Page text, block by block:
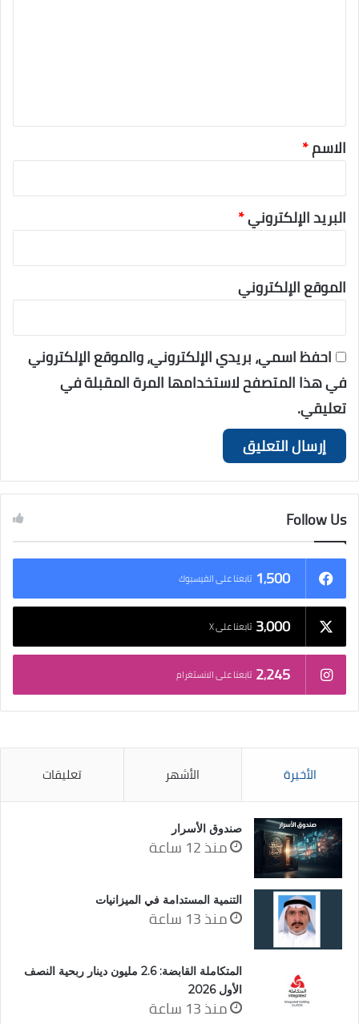
الاسم*
البريد الإلكتروني*
الموقع الإلكتروني
احفظ اسمي، بريدي الإلكتروني، والموقع الإلكتروني
في هذا المتصفح لاستخدامها المرة المقبلة في
تعليقي.
Follow Us
1٬500 تابعنا على الفيسبوك
3٬000 تابعنا على X
2٬245 تابعنا على الانستغرام
الأخيرة الأشهر تعليقات
صندوق الأسرار
منذ 12 ساعة
التنمية المستدامة في الميزانيات
منذ 13 ساعة
المتكاملة القابضة: 2.6 مليون دينار ربحية النصف
الأول 2026
منذ 13 ساعة